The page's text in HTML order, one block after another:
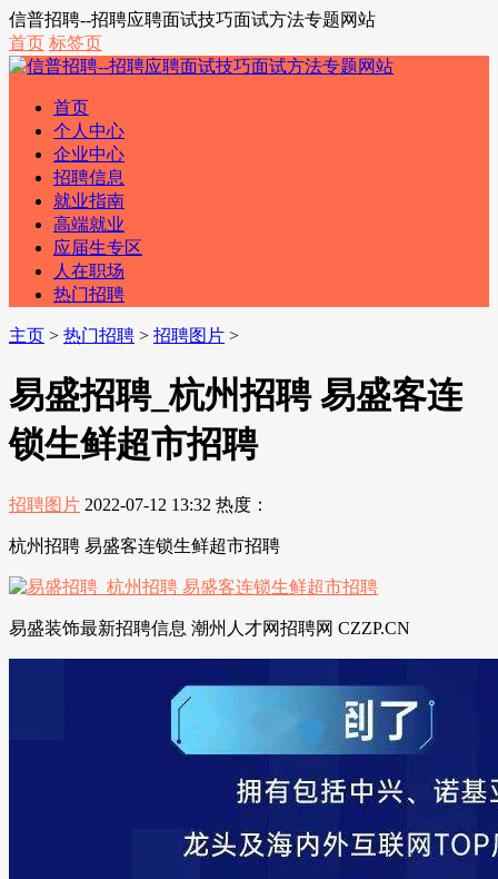
信普招聘--招聘应聘面试技巧面试方法专题网站
首页 标签页
首页
个人中心
企业中心
招聘信息
就业指南
高端就业
应届生专区
人在职场
热门招聘
主页 > 热门招聘 > 招聘图片 >
易盛招聘_杭州招聘 易盛客连
锁生鲜超市招聘
招聘图片 2022-07-12 13:32 热度：
杭州招聘 易盛客连锁生鲜超市招聘
易盛装饰最新招聘信息 潮州人才网招聘网 CZZP.CN